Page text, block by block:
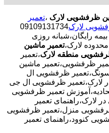
ظرفشویی لارک ،تعمیر
لارک09109131734
رایگان،شبانه روزی
لارک،تعمیر ماشین
منطقه لارک،تعمیر
ظرفشویی،تعمیر ماشین
ظرفشویی ال
لارک،تعمیر ظرفشویی ال جی
تعمیر ظرفشویی
لارک،راهنمای تعمیر
منزل،تعمیر ظرفشویی
کنوود،راهنمای تعمیر